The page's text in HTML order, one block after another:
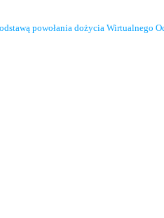
powołania dożycia Wirtualnego